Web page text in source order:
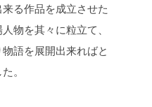
る作品を成立させた
物を其々に粒立て、
語を展開出来ればと
。